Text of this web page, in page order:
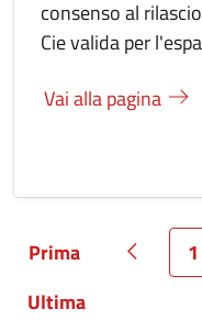
consenso al
Cie valida per
Vai alla pagina
Pagina
Prima Pagina1
Pagina
Ultima